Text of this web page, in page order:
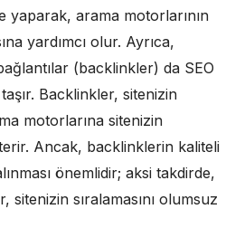
yaparak, arama motorlarının
yardımcı olur. Ayrıca,
(backlinkler) da SEO
Backlinkler, sitenizin
motorlarına sitenizin
Ancak, backlinklerin kaliteli
önemlidir; aksi takdirde,
sitenizin sıralamasını olumsuz